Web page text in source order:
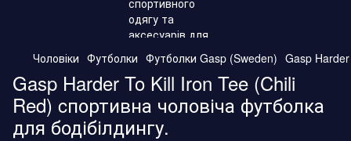
Чоловіки Футболки Футболки Gasp (Sweden) Gasp
Gasp Harder To Kill Iron Tee (Chili
Red) cпортивна чоловіча футболка
для бодібілдингу.